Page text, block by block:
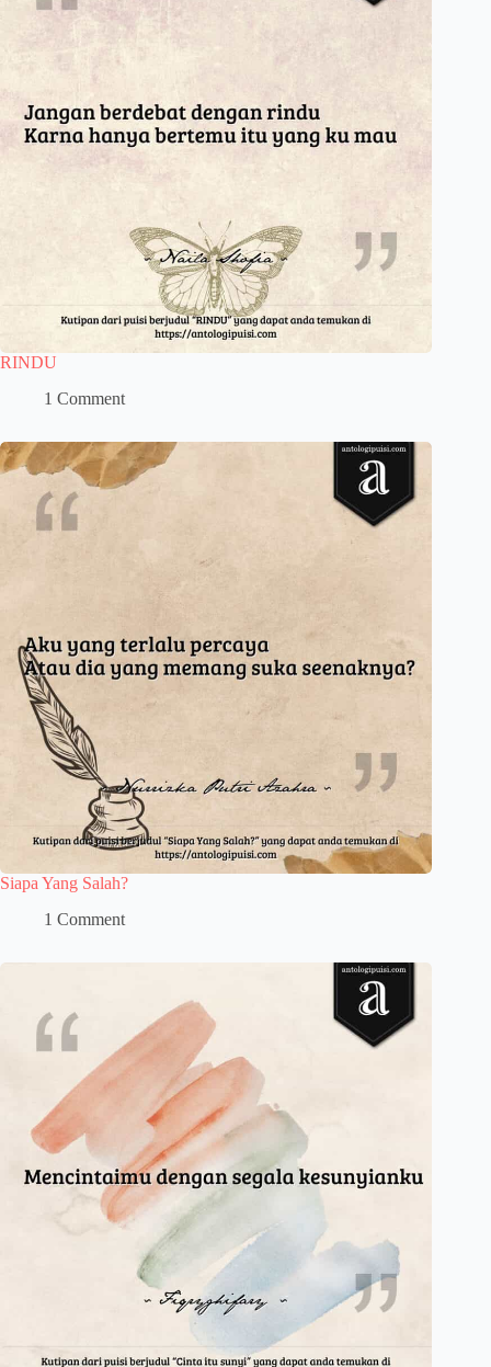
RINDU
1 Comment
Siapa Yang Salah?
1 Comment